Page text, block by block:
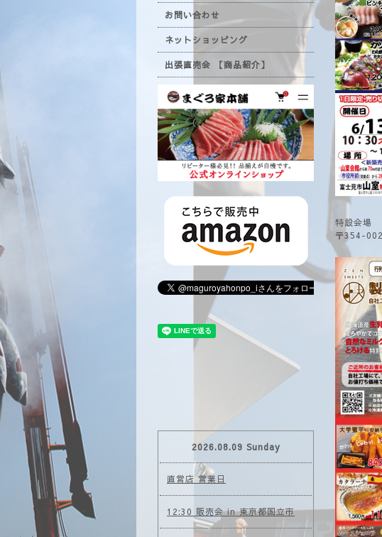
特設会場
〒354-
お問い合わせ
ネットショッピング
出張直売会 【商品紹介】
2026.08.09 Sunday
直営店 営業日
12:30 販売会 in 東京都国立市